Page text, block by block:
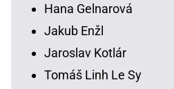
Hana Gelnarová
Jakub Enžl
Jaroslav Kotlár
Tomáš Linh Le Sy